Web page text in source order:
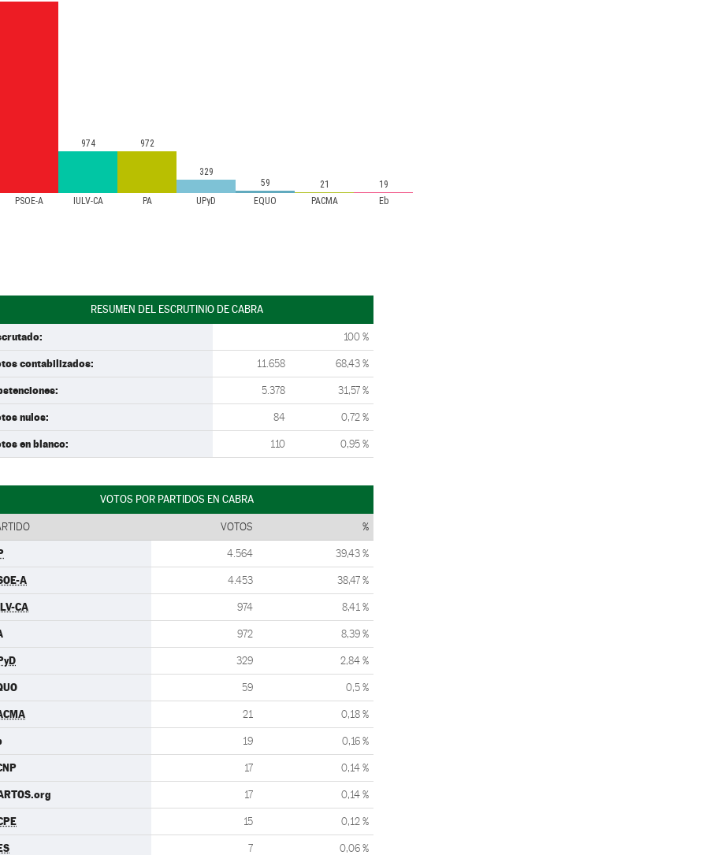
PSOE-A IULV-CA PA UPyD EQUO PACMA Eb
974 972
329
59
21 19
RESUMEN DEL ESCRUTINIO DE CABRA
100 %
contabilizados: 11.658 68,43 %
5.378 31,57 %
nulos: 84 0,72 %
en blanco: 110 0,95 %
VOTOS POR PARTIDOS EN CABRA
VOTOS %
4.564 39,43 %
A 4.453 38,47 %
CA 974 8,41 %
972 8,39 %
329 2,84 %
59 0,5 %
21 0,18 %
19 0,16 %
17 0,14 %
17 0,14 %
15 0,12 %
7 0,06 %